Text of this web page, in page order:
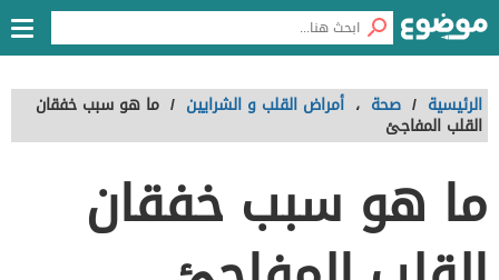
الرئيسية / صحة ، أمراض القلب و الشرايين / ما هو سبب خفقان
القلب المفاجئ
ما هو سبب خفقان